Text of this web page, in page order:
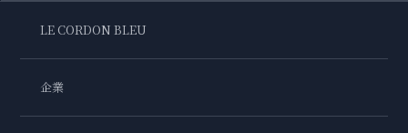
LE CORDON BLEU
企業